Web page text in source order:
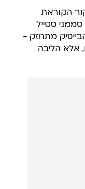
הקוראת
סטייל
מתחזק -
אלא הליבה